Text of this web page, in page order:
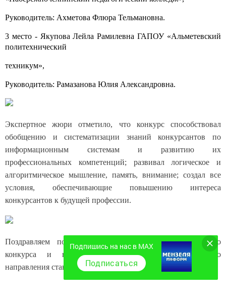
Руководитель: Ахметова Флюра Тельмановна.
3 место - Якупова Лейла Рамилевна ГАПОУ «Альметевский
политехнический
техникум»,
Руководитель: Рамазанова Юлия Александровна.
Экспертное жюри отметило, что конкурс способствовал
обобщению и систематизации знаний конкурсантов по
информационным системам и развитию их
профессиональных компетенций; развивал логическое и
алгоритмическое мышление, память, внимание; создал все
условия, обеспечивающие повышению интереса
конкурсантов к будущей профессии.
Поздравляем победителей и призеров Республиканского
конкурса и надеемся, что мероприятия подобного
направления станут регулярными для нашего колледжа.
Подпишись на нас в MAX
Подписаться